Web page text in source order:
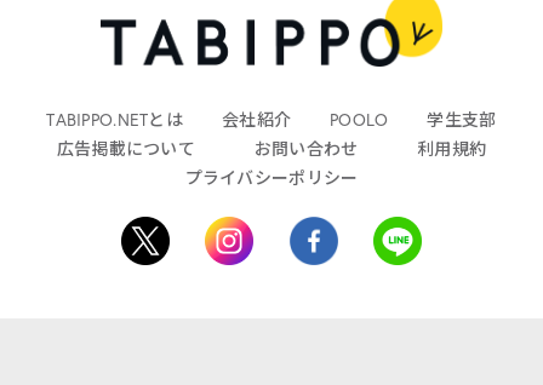
TABIPPO.NETとは 会社紹介 POOLO
学生支部
広告掲載について
お問い合わせ
利用規約
プライバシーポリシー